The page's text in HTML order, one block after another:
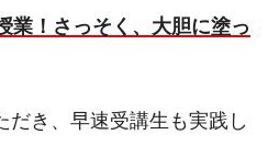
業！さっそく、大胆に塗っ
だき、早速受講生も実践し